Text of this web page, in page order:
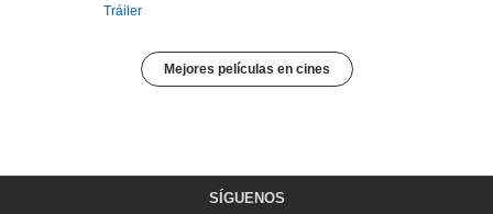
Tráiler
Mejores películas en cines
SÍGUENOS